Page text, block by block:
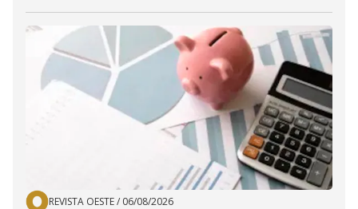
REVISTA OESTE/ 06/08/2026